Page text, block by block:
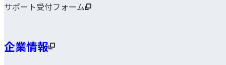
サポート受付フォーム
企業情報